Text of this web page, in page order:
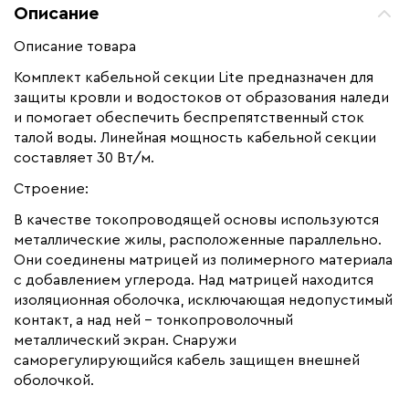
Монтаж Наружный
Макс. рабочая температура (C) +65
Толщина (мм)
Длина установочного провода, м
Страна производства
Гарантия (год)
Срок службы(год) 20
Вес (кг)
Максимальная температура(C) 65
Тип кабеля саморегулирующийся
Коллекция
Греющий кабель
Описание
Описание товара
Комплект кабельной секции Lite предназначен для
защиты кровли и водостоков от образования наледи
и помогает обеспечить беспрепятственный сток
талой воды. Линейная мощность кабельной секции
составляет 30 Вт/м.
Строение:
В качестве токопроводящей основы используются
металлические жилы, расположенные параллельно.
Они соединены матрицей из полимерного материала
с добавлением углерода. Над матрицей находится
изоляционная оболочка, исключающая недопустимый
контакт, а над ней – тонкопроволочный
металлический экран. Снаружи
саморегулирующийся кабель защищен внешней
оболочкой.